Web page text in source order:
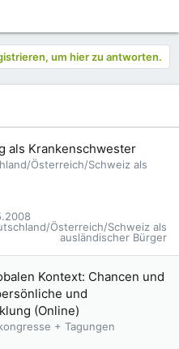
um hier zu antworten.
als Krankenschwester
Österreich/Schweiz als
Österreich/Schweiz als
ausländischer Bürger
Kontext: Chancen und
und
(Online)
+ Tagungen